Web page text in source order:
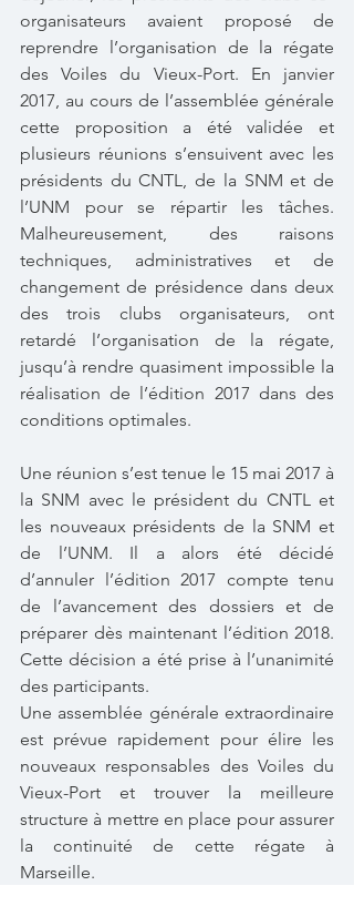
organisateurs avaient proposé de
reprendre l’organisation de la régate
des Voiles du Vieux-Port. En janvier
2017, au cours de l’assemblée générale
cette proposition a été validée et
plusieurs réunions s’ensuivent avec les
présidents du CNTL, de la SNM et de
l’UNM pour se répartir les tâches.
Malheureusement, des raisons
techniques, administratives et de
changement de présidence dans deux
des trois clubs organisateurs, ont
retardé l’organisation de la régate,
jusqu’à rendre quasiment impossible la
réalisation de l’édition 2017 dans des
conditions optimales.
Une réunion s’est tenue le 15 mai 2017 à
la SNM avec le président du CNTL et
les nouveaux présidents de la SNM et
de l’UNM. Il a alors été décidé
d’annuler l’édition 2017 compte tenu
de l’avancement des dossiers et de
préparer dès maintenant l’édition 2018.
Cette décision a été prise à l’unanimité
des participants.
Une assemblée générale extraordinaire
est prévue rapidement pour élire les
nouveaux responsables des Voiles du
Vieux-Port et trouver la meilleure
structure à mettre en place pour assurer
la continuité de cette régate à
Marseille.